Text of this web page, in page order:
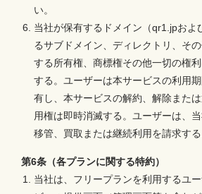
い。
当社が保有するドメイン（qr1.jpおよ
るサブドメイン、ディレクトリ、そ
する所有権、商標権その他一切の権
する。ユーザーは本サービスの利用
有し、本サービスの解約、解除また
用権は即時消滅する。ユーザーは、
移管、買取または継続利用を請求する
第6条（各プランに関する特約）
当社は、フリープランを利用するユ